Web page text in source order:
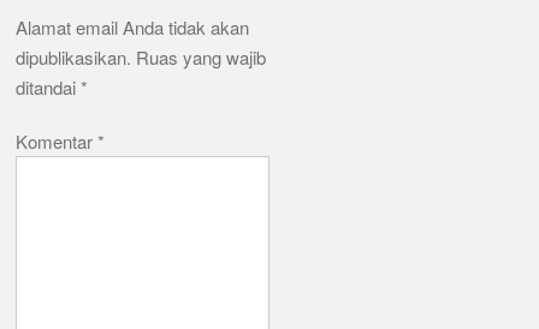
Alamat email Anda tidak akan
dipublikasikan. Ruas yang wajib
ditandai*
Komentar*